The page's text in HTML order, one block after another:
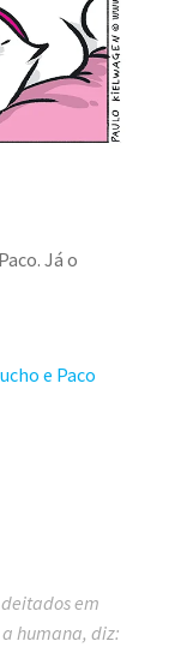
Já o
e Paco
em
humana, diz: